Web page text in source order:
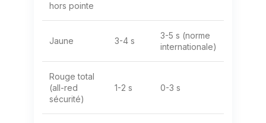
hors pointe
Jaune 3-4 s
3-5 s (norme
internationale)
Rouge total
(all-red
sécurité)
1-2 s 0-3 s